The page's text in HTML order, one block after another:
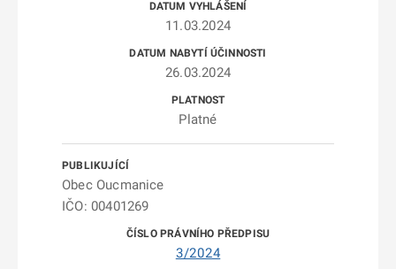
11.03.2024
26.03.2024
Platné
Obec Oucmanice
IČO: 00401269
3/2024